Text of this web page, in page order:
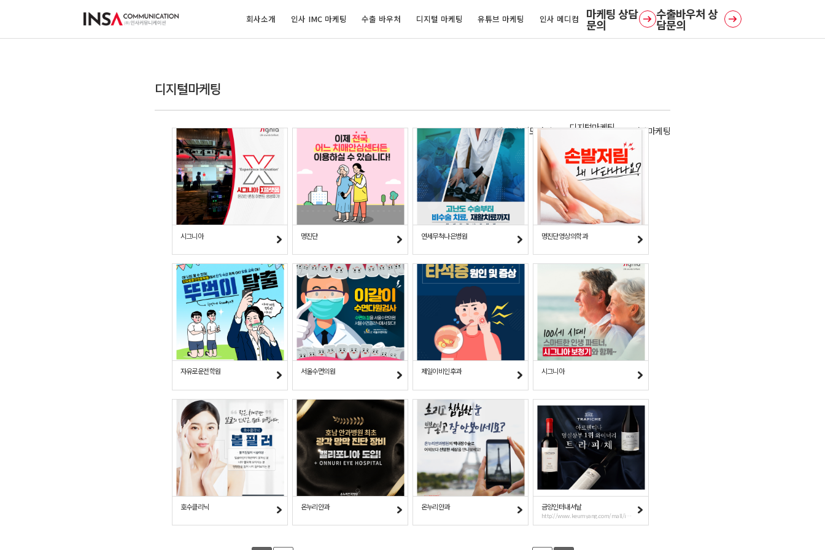
회사소개 인사 IMC 마케팅 수출 바우처 디지털 마케팅 유튜브 마케팅 인사 메디컴 문의 담문의
디지털마케팅
웹사이트/모바일 디지털마케팅 영상마케팅
시그니아 명진단 연세무척나은병원 명진단영상의학과
자유로운전학원 서울수면의원 제일이비인후과 시그니아
호수클리닉 온누리안과 온누리안과 금양인터내셔날
http://www.keumyang.com/mall/index.ky